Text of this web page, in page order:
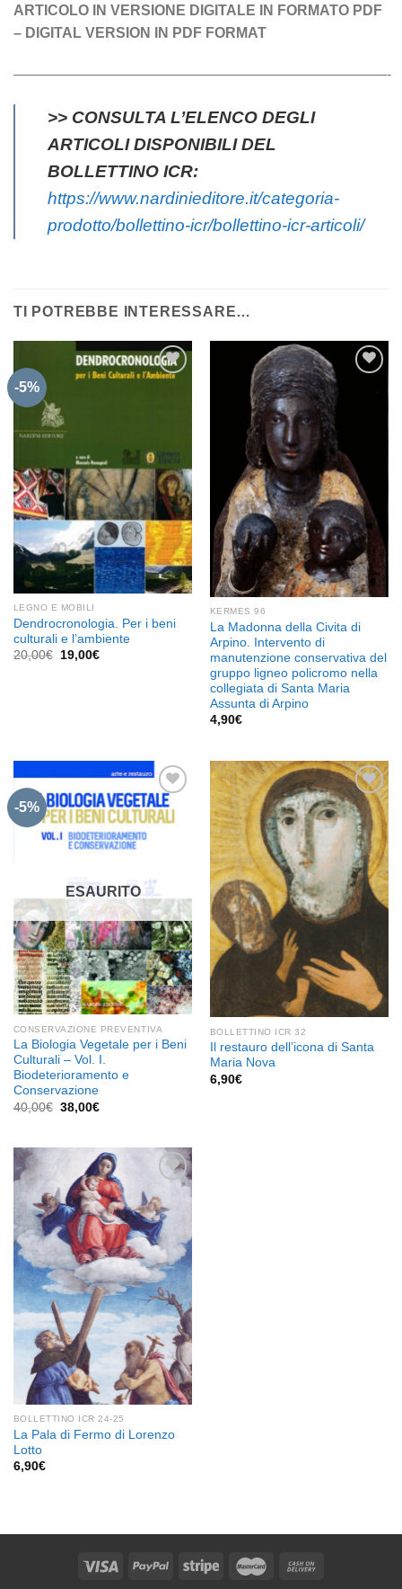
ARTICOLO IN VERSIONE DIGITALE IN FORMATO PDF
– DIGITAL VERSION IN PDF FORMAT
——————————————————————————-
>> CONSULTA L’ELENCO DEGLI
ARTICOLI DISPONIBILI DEL
BOLLETTINO ICR:
https://www.nardinieditore.it/categoria-
prodotto/bollettino-icr/bollettino-icr-articoli/
TI POTREBBE INTERESSARE…
-5%
desideri
LEGNO E MOBILI
Dendrocronologia. Per i beni
culturali e l’ambiente
20,00€
Il
19,00€Il
desideri
KERMES 96
La Madonna della Civita di
Arpino. Intervento di
manutenzione conservativa del
gruppo ligneo policromo nella
collegiata di Santa Maria
Assunta di Arpino
4,90€
-5%
Aggiungi
ESAURITO
CONSERVAZIONE PREVENTIVA
La Biologia Vegetale per i Beni
Culturali – Vol. I.
Biodeterioramento e
Conservazione
40,00€ Il
40,00€.
38,00€Il
38,00€.
Aggiungi
alla lista
dei
desideri
BOLLETTINO ICR 32
Il restauro dell’icona di Santa
Maria Nova
6,90€
Aggiungi
alla lista
dei
desideri
BOLLETTINO ICR 24-25
La Pala di Fermo di Lorenzo
Lotto
6,90€